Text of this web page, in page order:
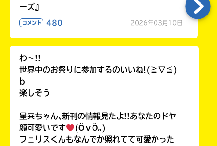
ーズ』
コメント 480 2026年03月10日
わ〜!!
世界中のお祭りに参加するのいいね!(≧∇≦)
b
楽しそう
星来ちゃん､新刊の情報見たよ!!あなたのドヤ
顔可愛いです
(ӦｖӦ｡)
フェリスくんもなんでか照れてて可愛かった